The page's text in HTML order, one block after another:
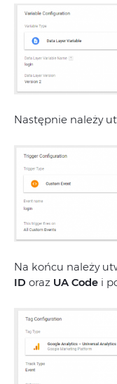
Następnie należy
Na końcu należy
ID oraz UA Code i